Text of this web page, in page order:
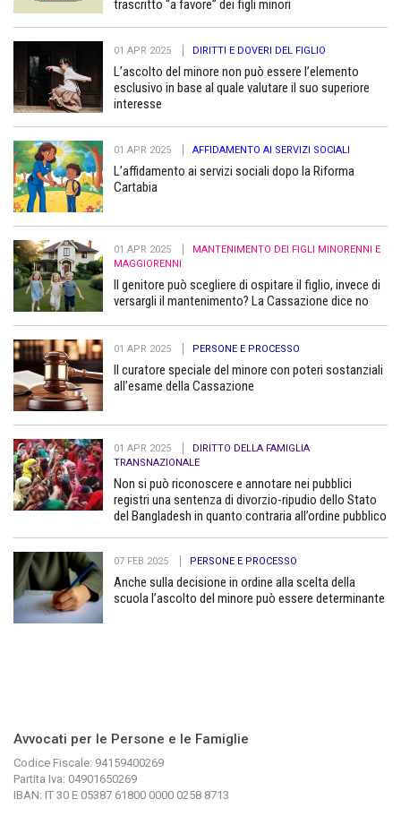
trascritto “a favore” dei figli minori
01 APR 2025 DIRITTI E DOVERI DEL FIGLIO
L’ascolto del minore non può essere l’elemento
esclusivo in base al quale valutare il suo superiore
interesse
01 APR 2025 AFFIDAMENTO AI SERVIZI SOCIALI
L’affidamento ai servizi sociali dopo la Riforma
Cartabia
01 APR 2025
MANTENIMENTO DEI FIGLI MINORENNI E
MAGGIORENNI
Il genitore può scegliere di ospitare il figlio, invece di
versargli il mantenimento? La Cassazione dice no
01 APR 2025 PERSONE E PROCESSO
Il curatore speciale del minore con poteri sostanziali
all’esame della Cassazione
01 APR 2025
DIRITTO DELLA FAMIGLIA
TRANSNAZIONALE
Non si può riconoscere e annotare nei pubblici
registri una sentenza di divorzio-ripudio dello Stato
del Bangladesh in quanto contraria all’ordine pubblico
07 FEB 2025 PERSONE E PROCESSO
Anche sulla decisione in ordine alla scelta della
scuola l’ascolto del minore può essere determinante
Avvocati per le Persone e le Famiglie
Codice Fiscale: 94159400269
Partita Iva: 04901650269
IBAN: IT 30 E 05387 61800 0000 0258 8713